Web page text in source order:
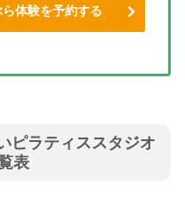
体験を予約する
ピラティススタジオ
表